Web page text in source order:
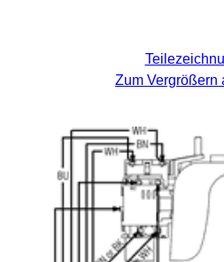
Zum Vergrößern